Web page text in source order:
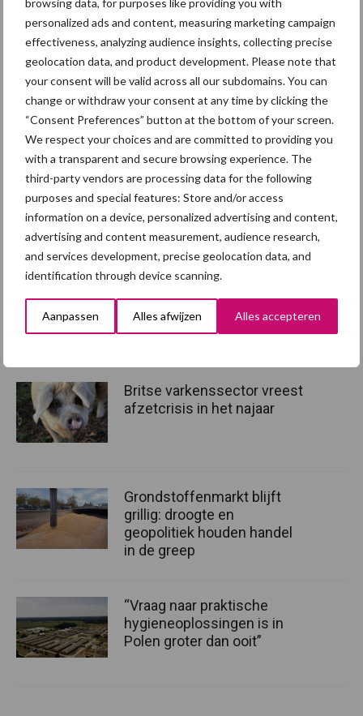
personalized ads and content, measuring marketing campaign
effectiveness, analyzing audience insights, collecting precise
geolocation data, and product development. Please note that
your consent will be valid across all our subdomains. You can
change or withdraw your consent at any time by clicking the
“Consent Preferences” button at the bottom of your screen.
We respect your choices and are committed to providing you
with a transparent and secure browsing experience. The
third-party vendors are processing data for the following
purposes and special features: Store and/or access
information on a device, personalized advertising and content,
advertising and content measurement, audience research,
and services development, precise geolocation data, and
identification through device scanning.
Aanpassen Alles afwijzen Alles accepteren
voor alle diercategorieën en Beter Leven voor pluimvee).
Tabel 2: Aandeel integraal duurzame dierplaatsen (x 1000) per 1
januari 2018
Aanbevolen voor jou!
Britse varkenssector vreest
afzetcrisis in het najaar
Grondstoffenmarkt blijft
grillig: droogte en
geopolitiek houden handel
in de greep
“Vraag naar praktische
hygieneoplossingen is in
Polen groter dan ooit”